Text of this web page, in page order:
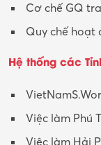
Y tế-Dược
Cơ chế GQ
Quy chế hoạt
Hệ thống các
Việc làm Phú
Việc làm Hải